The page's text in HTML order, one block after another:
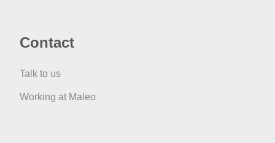
Contact
Talk to us
Working at Maleo